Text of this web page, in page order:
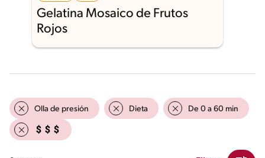
Gelatina Mosaico de Frutos
Rojos
Olla de presión Dieta De 0 a 60 min